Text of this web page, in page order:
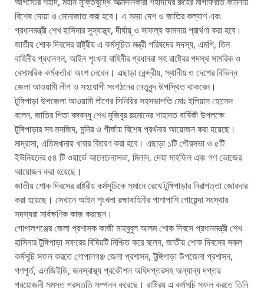
বিশেষ দোয়া ও মোনাজাত করা হবে। এ সময় দেশ ও জাতির কল্যাণ এবং
প্রধানমন্ত্রী শেখ হাসিনার সুস্বাস্থ্য, দীর্ঘায়ূ ও সাফল্য কামনায় প্রার্থণা করা হবে।
জাতীয় শোক দিবসের রাষ্ট্রীয় এ কর্মসূচিত মন্ত্রী পরিষদের সদস্য, এমপি, তিন
বাহিনীর প্রধানগন, আইন শৃংখলা বাহিনীর প্রধানরা সহ রাষ্ট্রের পদস্থ সামরিক ও
বেসামরিক কর্মকর্তারা অংশ নেবেন। এছাড়া কেন্দ্রীয়, স্থানীয় ও দেশের বিভিন্ন
জেলা আওয়ামী লীগ ও সহযোগী সংগঠনের নেতৃবৃন্দ উপস্থিত থাকবেন।
টুঙ্গিপাড়া উপজেলা আওয়ামী লীগের সিনিয়ির সহসভাপতি মোঃ ইলিয়াস হোসেন
বলেন, জাতির পিতা বঙ্গবন্ধু শেখ মুজিবুর রহমানের শাহাদত বার্ষিকী উপলক্ষে
টুঙ্গিপাড়ার সব মসজিদ, মন্দির ও গীর্জায় বিশেষ প্রর্থনার আয়োজন করা হয়েছে।
মাদ্রাসা, এতিমখানায় খাবার বিতরণ করা হবে। এছাড়া ১টি পৌরসভা ও ৫টি
ইউনিয়নের ৫৪ টি ওয়ার্ডে আলোচনাসভা, মিলাদ, দেয়া মাহফিল এবং গণ ভোজের
আয়োজন করা হয়েছে।
জাতীয় শোক দিবসের রাষ্ট্রীয় কর্মসূচিকে সমানে রেখে টুঙ্গিপাড়ার নিরাপত্তা জোরদার
করা হয়েছে। সেখানে আইন শৃংখলা রক্ষাবাহিনীর পাশাপাশি গোয়েন্দা সংস্থার
সদস্যরা সার্বক্ষণিক কাজ করছেন।
গোপালগঞ্জের জেলা প্রশাসক কাজী মাহবুবুল আলম শোক দিবসে প্রধানমন্ত্রী শেখ
হাসিনার টুঙ্গিপাড়া সফরের বিষিয়টি নিশ্চিত করে বলেন, জাতীয় শোক দিবসের সকল
কর্মসূচি সফল করতে গোপালগঞ্জ জেলা প্রশাসন, টুঙ্গিপাড়া উপজেলা প্রশাসন,
গণপূর্ত, এলজিইডি, জনস্বাস্থ্য প্রকৌশল অধিদপ্তরসহ অন্যান্য দপ্তর
প্রয়োজনী সমস্ত প্রস্তুতি সম্পন্ন করেছে। রাষ্ট্রিয় এ কর্মসূচি সফল করতে তিনি